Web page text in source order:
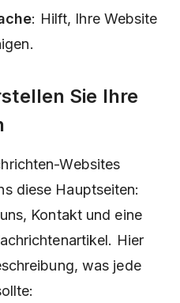
: Hilft, Ihre Website
Sie Ihre
Websites
diese Hauptseiten:
Kontakt und eine
Hier
was jede